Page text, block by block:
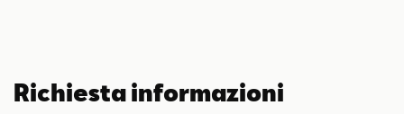
Richiesta informazioni